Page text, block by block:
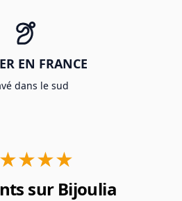
EN FRANCE
dans le sud
sur Bijoulia